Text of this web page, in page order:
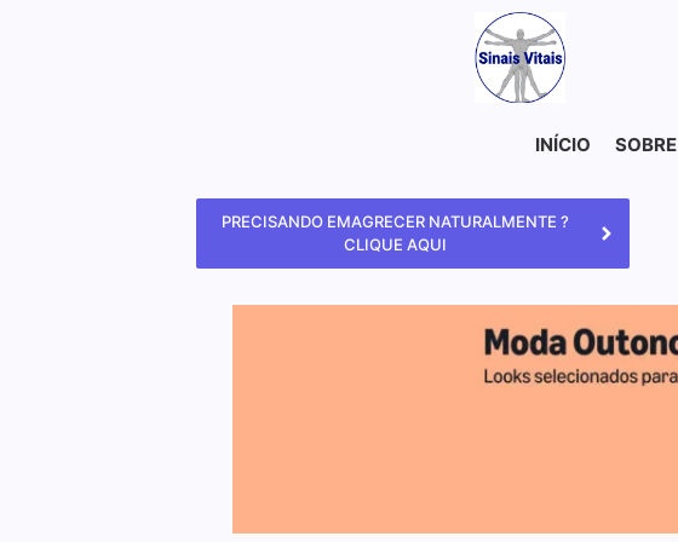
INÍCIO SOBRE
PRECISANDO EMAGRECER NATURALMENTE ?
CLIQUE AQUI